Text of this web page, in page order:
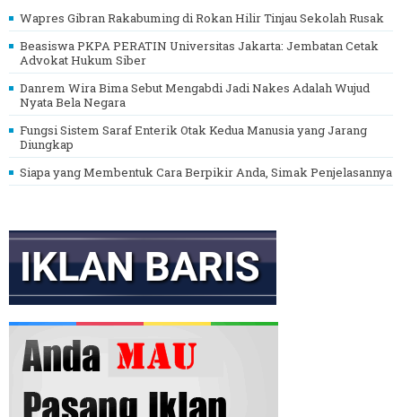
Wapres Gibran Rakabuming di Rokan Hilir Tinjau Sekolah Rusak
Beasiswa PKPA PERATIN Universitas Jakarta: Jembatan Cetak
Advokat Hukum Siber
Danrem Wira Bima Sebut Mengabdi Jadi Nakes Adalah Wujud
Nyata Bela Negara
Fungsi Sistem Saraf Enterik Otak Kedua Manusia yang Jarang
Diungkap
Siapa yang Membentuk Cara Berpikir Anda, Simak Penjelasannya